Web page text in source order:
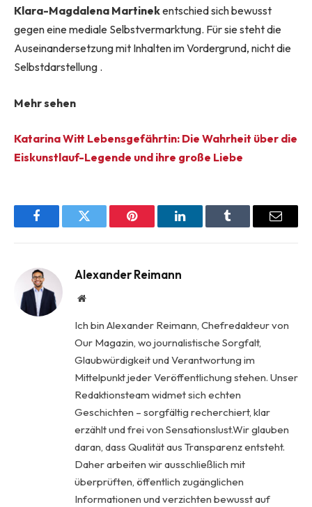
Klara-Magdalena Martinekentschied sich bewusst
gegen eine mediale Selbstvermarktung. Für sie steht die
Auseinandersetzung mit Inhalten im Vordergrund, nicht die
Selbstdarstellung .
Mehr sehen
Katarina Witt Lebensgefährtin: Die Wahrheit über die
Eiskunstlauf-Legende und ihre große Liebe
FacebookTwitter Pinterest LinkedInTumblr Email
Alexander Reimann
Website
Ich bin Alexander Reimann, Chefredakteur von
Our Magazin, wo journalistische Sorgfalt,
Glaubwürdigkeit und Verantwortung im
Mittelpunkt jeder Veröffentlichung stehen. Unser
Redaktionsteam widmet sich echten
Geschichten – sorgfältig recherchiert, klar
erzählt und frei von Sensationslust.Wir glauben
daran, dass Qualität aus Transparenz entsteht.
Daher arbeiten wir ausschließlich mit
überprüften, öffentlich zugänglichen
Informationen und verzichten bewusst auf